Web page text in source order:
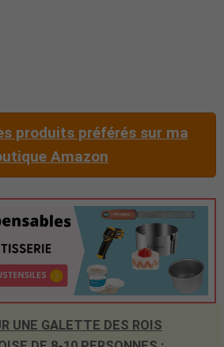
produits préférés sur ma
Amazon
UNE GALETTE DES ROIS